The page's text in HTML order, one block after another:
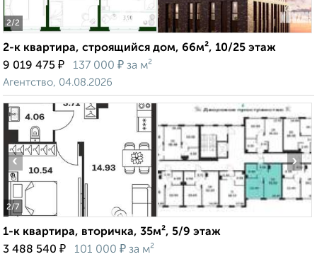
2/2
2-к квартира, строящийся дом, 66м², 10/25 этаж
9 019 475 ₽ 137 000 ₽ за м²
Агентство, 04.08.2026
2/7
‹ ›
1-к квартира, вторичка, 35м², 5/9 этаж
3 488 540 ₽ 101 000 ₽ за м²